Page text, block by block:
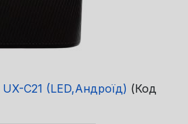
C21 (LED,Андроїд) (Код